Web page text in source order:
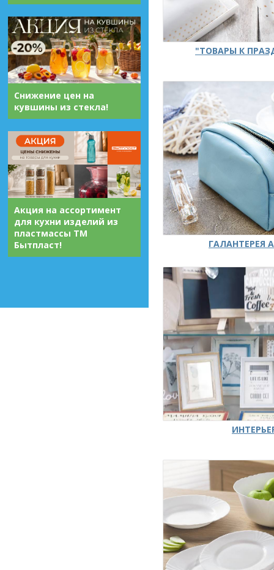
Снижение цен на
кувшины из стекла!
Акция на ассортимент
для кухни изделий из
пластмассы ТМ
Бытпласт!
"ТОВАРЫ К
ГАЛАНТЕРЕЯ